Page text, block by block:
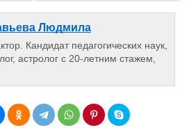
Людмила
Кандидат педагогических наук,
астролог с 20-летним стажем,